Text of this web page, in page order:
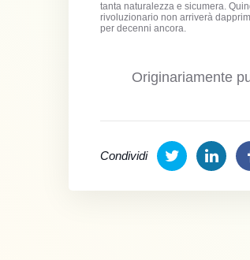
tanta naturalezza e sicumera.
rivoluzionario non arriverà
per decenni ancora.
Originariamente
Condividi